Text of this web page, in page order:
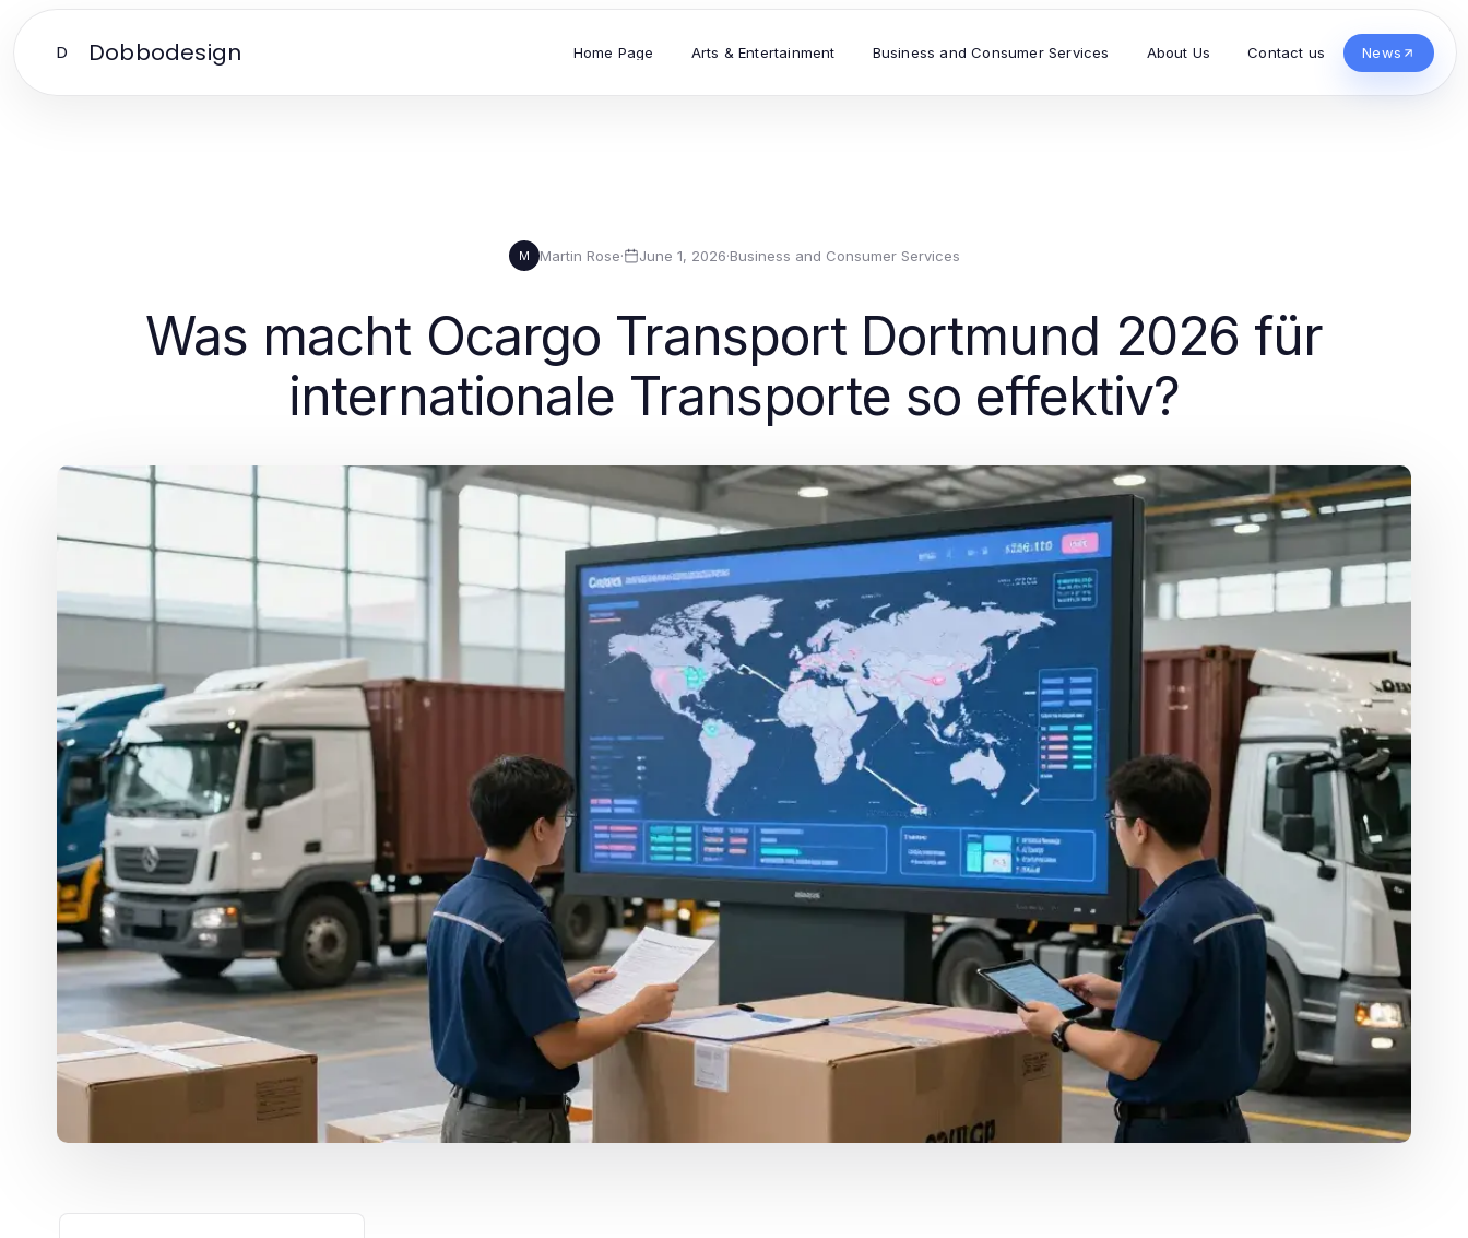
D Dobbodesign Home Page Arts & Entertainment Business and Consumer Services About Us Contact us News
M Martin Rose· June 1, 2026·Business and Consumer Services
Was macht Ocargo Transport Dortmund 2026 für
internationale Transporte so effektiv?